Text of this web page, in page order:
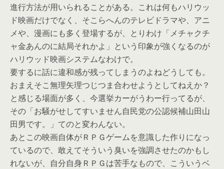
進行方法が用いられることがある。これは何もハリウッ
ド映画だけでなく、そこらへんのテレビドラマや、アニ
メや、漫画にも多く登場するが、とりわけ「メチャクチ
ャ金あんのに結局それかよ」という印象が強くなるのが
ハリウッド映画システムなわけで。
要するに話に違和感が残ってしまうのよねどうしても。
おまえそこ無理矢理つじつま合わせようとしてねえか？
と感じる場面が多く、今選挙カーがうわー行ってるが、
その「お騒がせしてすいません自民党の公認候補山田山
田男です。」てのと変わんない。
あとこの映画自体がＲＰＧゲームを意識した作りになっ
ているので、敢えてそういう臭いを強調させたのかもし
れないが、自分自身ＲＰＧは苦手なもので、こういうベ